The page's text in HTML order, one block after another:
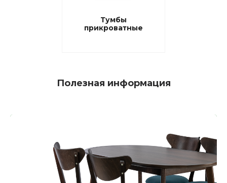
Тумбы
прикроватные
Полезная информация